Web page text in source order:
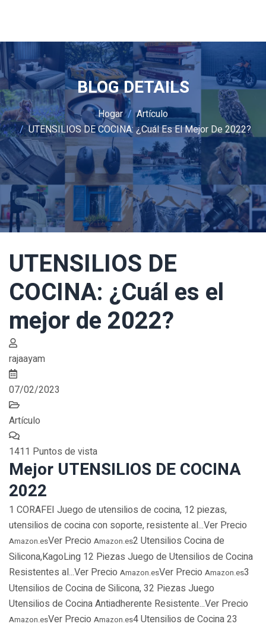
BLOG DETAILS
Hogar
Artículo
UTENSILIOS DE COCINA: ¿Cuál Es El Mejor De 2022?
UTENSILIOS DE
COCINA: ¿Cuál es el
mejor de 2022?
rajaayam
07/02/2023
Artículo
1411 Puntos de vista
Mejor UTENSILIOS DE COCINA
2022
1 CORAFEI Juego de utensilios de cocina, 12 piezas,
utensilios de cocina con soporte, resistente al...Ver Precio
Amazon.esVer Precio Amazon.es2 Utensilios Cocina de
Silicona,KagoLing 12 Piezas Juego de Utensilios de Cocina
Resistentes al...Ver Precio Amazon.esVer Precio Amazon.es3
Utensilios de Cocina de Silicona, 32 Piezas Juego
Utensilios de Cocina Antiadherente Resistente...Ver Precio
Amazon.esVer Precio Amazon.es4 Utensilios de Cocina 23